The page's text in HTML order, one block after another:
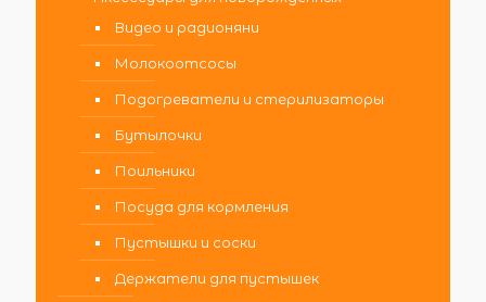
Видео и радионяни
Молокоотсосы
Подогреватели и стерилизаторы
Бутылочки
Поильники
Посуда для кормления
Пустышки и соски
Держатели для пустышек